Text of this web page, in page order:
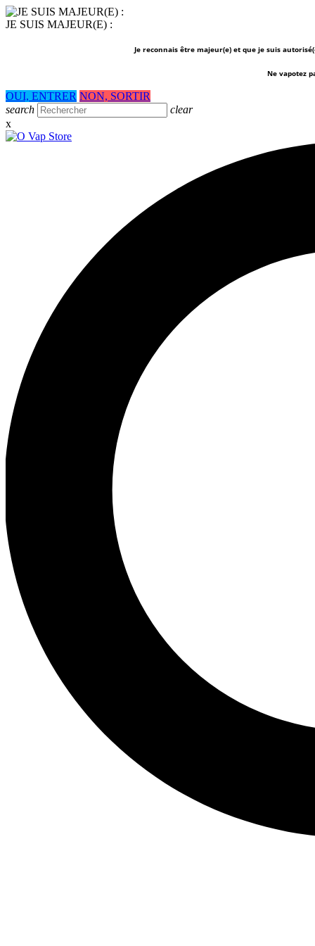
JE SUIS MAJEUR(E) :
Je reconnais être majeur(e) et que je suis
Ne vapotez
OUI, ENTRER NON, SORTIR
search
clear
x